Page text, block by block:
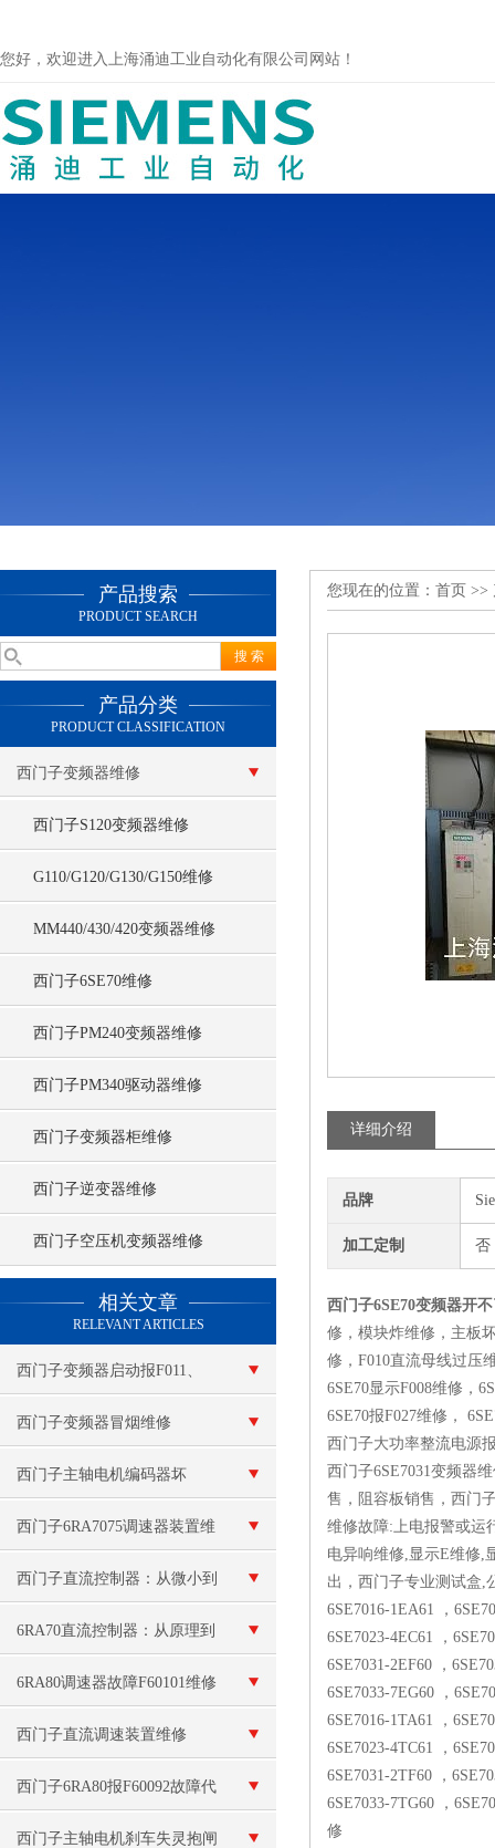
您好，欢迎进入上海涌迪工业自动化有限公司网站！
产品搜索
PRODUCT SEARCH
产品分类
PRODUCT CLASSIFICATION
西门子变频器维修
西门子S120变频器维修
G110/G120/G130/G150维修
MM440/430/420变频器维修
西门子6SE70维修
西门子PM240变频器维修
西门子PM340驱动器维修
西门子变频器柜维修
西门子逆变器维修
西门子空压机变频器维修
相关文章
RELEVANT ARTICLES
西门子变频器启动报F011、
F015维修
西门子变频器冒烟维修
西门子主轴电机编码器坏
西门子6RA7075调速器装置维
修
西门子直流控制器：从微小到
宏大，准确调控每一份直流能
量！
6RA70直流控制器：从原理到
应用，探索其在工业自动化中
的关键作用
6RA80调速器故障F60101维修
原因
西门子直流调速装置维修
西门子6RA80报F60092故障代
码
西门子主轴电机刹车失灵抱闸
您现在的位置： 首页 >>
详细介绍
品牌
加工定制 否
西门子6SE70变频器开
修，模块炸维修，主板
修，F010直流母线过压
6SE70显示F008维修，
6SE70报F027维修，
西门子大功率整流电源
西门子6SE7031变频器
售，阻容板销售，西门
维修故障:上电报警或运
电异响维修,显示E维修,
出，西门子专业测试盒,
6SE7016-1EA61 ，
6SE7023-4EC61 ，
6SE7031-2EF60 ，
6SE7033-7EG60 ，
6SE7016-1TA61 ，
6SE7023-4TC61 ，
6SE7031-2TF60 ，
6SE7033-7TG60 ，
修